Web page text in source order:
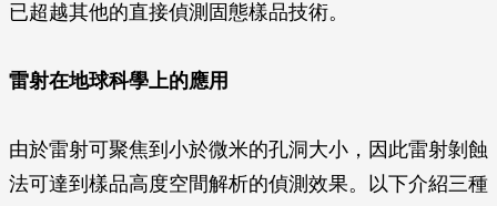
已超越其他的直接偵測固態樣品技術。
雷射在地球科學上的應用
由於雷射可聚焦到小於微米的孔洞大小，因此雷射剝蝕
法可達到樣品高度空間解析的偵測效果。以下介紹三種